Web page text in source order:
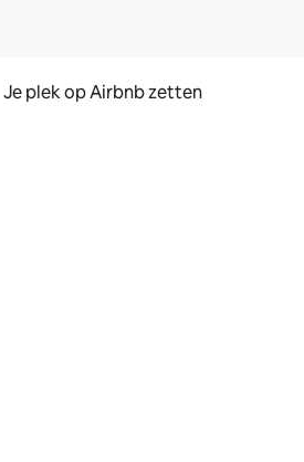
Je plek op Airbnb zetten